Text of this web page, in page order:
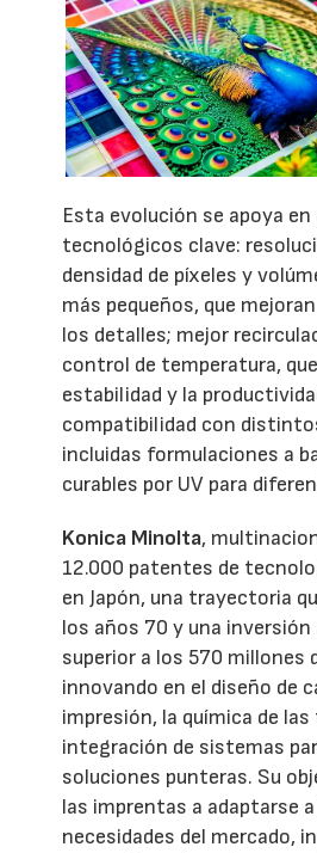
Esta evolución se apoya en
tecnológicos clave:
densidad de píxeles y
más pequeños, que
los detalles; mejor
control de temperatura,
estabilidad y la
compatibilidad con
incluidas formulaciones a
curables por UV para
Konica Minolta,
12.000 patentes de
en Japón, una trayectoria
los años 70 y una inversión
superior a los 570 millones
innovando en el diseño de
impresión, la química de
integración de sistemas
soluciones punteras. Su
las imprentas a adaptarse
necesidades del mercado,